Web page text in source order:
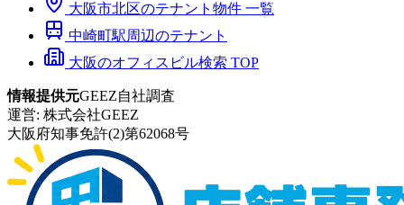
大阪市北区のテナント物件 一覧
中崎町駅周辺のテナント
大阪のオフィスビル検索 TOP
情報提供元GEEZ自社調査
運営: 株式会社GEEZ
大阪府知事免許(2)第62068号